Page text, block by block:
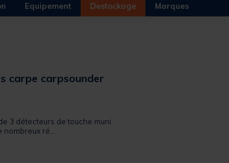
Equipement Destockage Marques
carpe carpsounder
Rating
3 détecteurs de touche muni
nombreux ré...